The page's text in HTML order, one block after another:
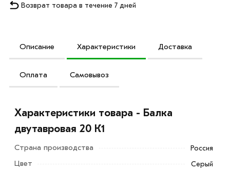
Возврат товара в течение 7 дней
Описание Характеристики Доставка
Оплата Самовывоз
Характеристики товара - Балка
двутавровая 20 К1
Страна производства Россия
Цвет Серый